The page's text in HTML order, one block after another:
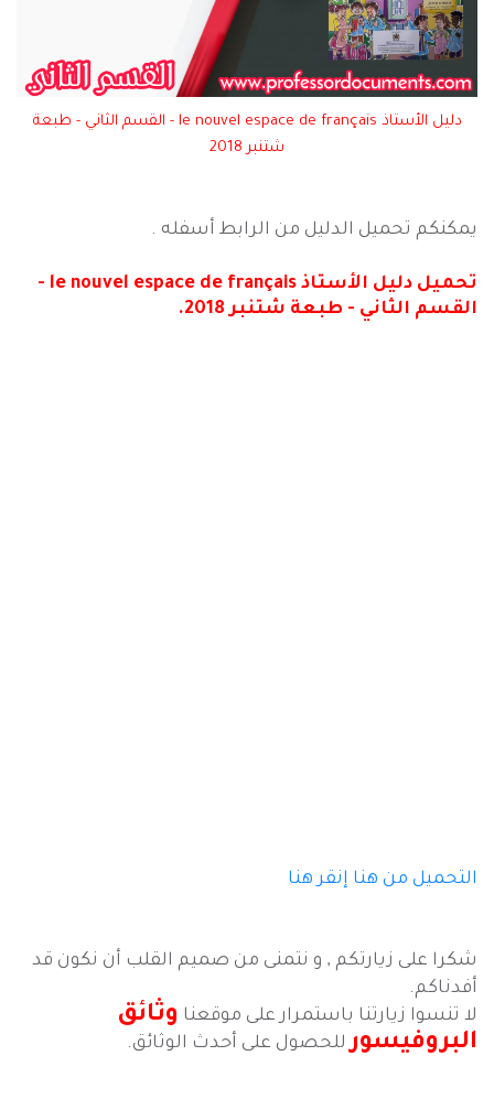
دليل الأستاذ le nouvel espace de français - القسم الثاني - طبعة
شتنبر 2018
يمكنكم تحميل الدليل من الرابط أسفله .
تحميل دليل الأستاذ le nouvel espace de français -
القسم الثاني - طبعة شتنبر 2018.
التحميل من هنا إنقر هنا
شكرا على زيارتكم , و نتمنى من صميم القلب أن نكون قد
أفدناكم.
لا تنسوا زيارتنا باستمرار على موقعنا وثائق
البروفيسورللحصول على أحدث الوثائق.